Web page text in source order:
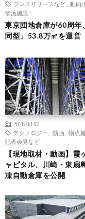
プレスリリースなど
動向/
物流施設
東京団地倉庫が60周年
同型」53.8万㎡を運営
2026.08.07
テクノロジー
動画 物流
記者会見など
【現地取材・動画】霞
ャピタル、川崎・東扇
凍自動倉庫を公開